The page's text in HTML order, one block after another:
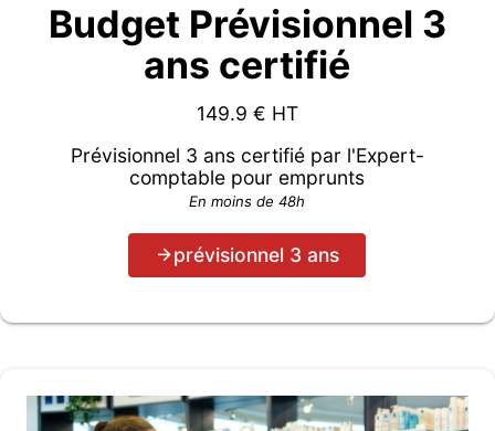
Budget Prévisionnel 3
ans certifié
149.9 € HT
Prévisionnel 3 ans certifié par l'Expert-
comptable pour emprunts
En moins de 48h
prévisionnel 3 ans